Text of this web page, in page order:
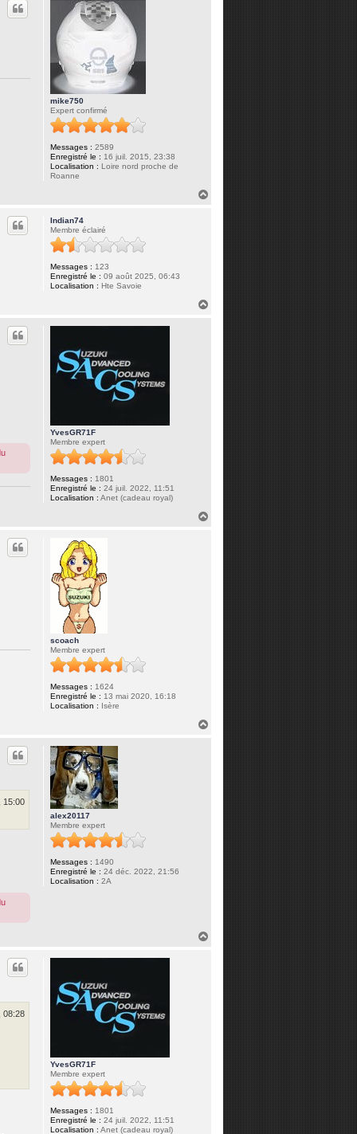
mike750
Expert confirmé
Messages : 2589
Enregistré le : 16 juil. 2015, 23:38
Localisation : Loire nord proche de
Roanne
Indian74
Membre éclairé
Messages : 123
Enregistré le : 09 août 2025, 06:43
Localisation : Hte Savoie
YvesGR71F
Membre expert
Messages : 1801
Enregistré le : 24 juil. 2022, 11:51
Localisation : Anet (cadeau royal)
scoach
Membre expert
Messages : 1624
Enregistré le : 13 mai 2020, 16:18
Localisation : Isère
alex20117
Membre expert
Messages : 1490
Enregistré le : 24 déc. 2022, 21:56
Localisation : 2A
15:00
YvesGR71F
Membre expert
Messages : 1801
Enregistré le : 24 juil. 2022, 11:51
Localisation : Anet (cadeau royal)
08:28